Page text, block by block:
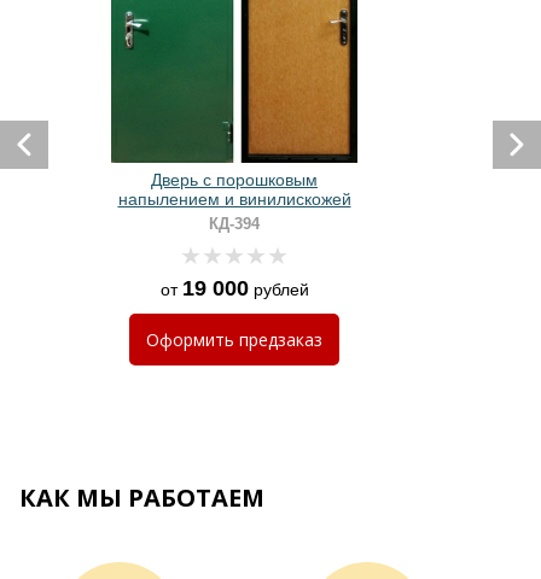
Дверь с порошковым
напылением и винилискожей
КД-394
от 19 000рублей
Оформить предзаказ
КАК МЫ РАБОТАЕМ